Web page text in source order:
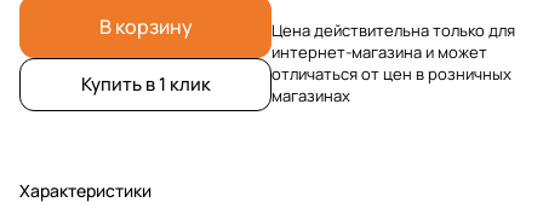
В корзину
Купить в 1 клик
Характеристики
Цена действительна только для
интернет-магазина и может
отличаться от цен в розничных
магазинах